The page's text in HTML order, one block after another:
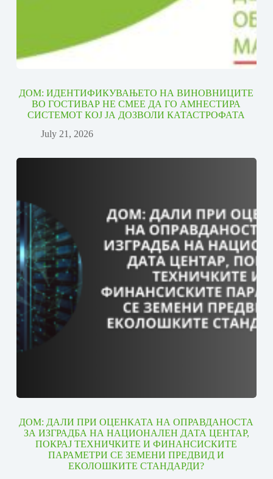
ДОМ: ИДЕНТИФИКУВАЊЕТО НА ВИНОВНИЦИТЕ
ВО ГОСТИВАР НЕ СМЕЕ ДА ГО АМНЕСТИРА
СИСТЕМОТ КОЈ ЈА ДОЗВОЛИ КАТАСТРОФАТА
July 21, 2026
ДОМ: ДАЛИ ПРИ ОЦЕНКАТА НА ОПРАВДАНОСТА
ЗА ИЗГРАДБА НА НАЦИОНАЛЕН ДАТА ЦЕНТАР,
ПОКРАЈ ТЕХНИЧКИТЕ И ФИНАНСИСКИТЕ
ПАРАМЕТРИ СЕ ЗЕМЕНИ ПРЕДВИД И
ЕКОЛОШКИТЕ СТАНДАРДИ?